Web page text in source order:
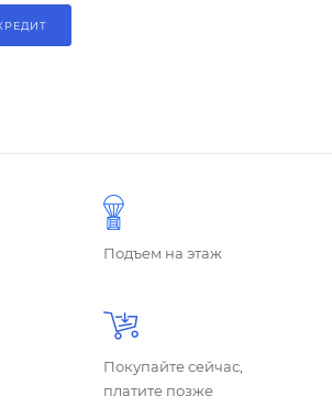
Подъем на этаж
Покупайте сейчас,
платите позже